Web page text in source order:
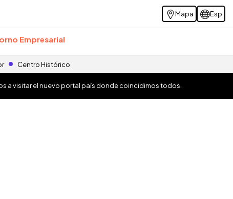
Mapa Esp
Empresarial
Centro Histórico
a visitar el nuevo portal país donde coincidimos todos.